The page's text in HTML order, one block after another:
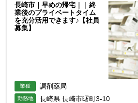
長崎市｜早めの帰宅｜｜終
業後のプライベートタイム
を充分活用できます♪【社員
募集】
業種 調剤薬局
勤務地 長崎県 長崎市曙町3-10